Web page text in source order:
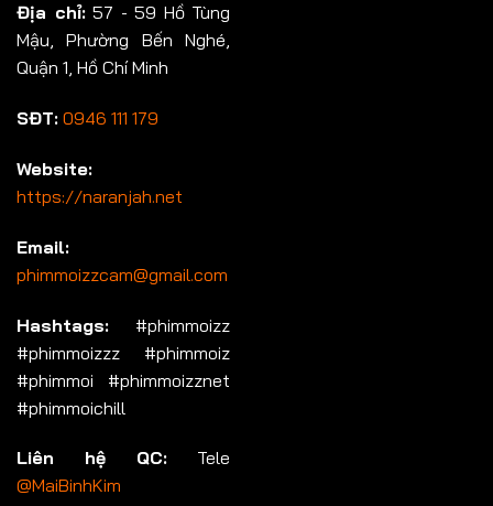
Địa chỉ:57 - 59 Hồ Tùng
Mậu, Phường Bến Nghé,
Quận 1, Hồ Chí Minh
SĐT: 0946 111 179
Website:
https://naranjah.net
Email:
phimmoizzcam@gmail.com
Hashtags: #phimmoizz
#phimmoizzz #phimmoiz
#phimmoi #phimmoizznet
#phimmoichill
Liên hệ QC: Tele
@MaiBinhKim